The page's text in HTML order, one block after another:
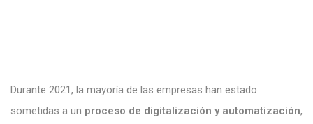
Durante 2021, la mayoría de las empresas han estado
sometidas a un proceso de digitalización y automatización,